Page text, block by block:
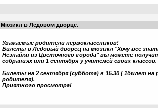
Мюзикл в Ледовом дворце.
Уважаемые родители первоклассников!
Билеты в Ледовый дворец на мюзикл "Хочу всё
Незнайки из Цветочного города" вы можете
собраниях или 1 сентября у учителей своих классов.
Билеты на 2 сентября (суббота) в 15.30 ( 1билет на
родителя).
Приятного просмотра!